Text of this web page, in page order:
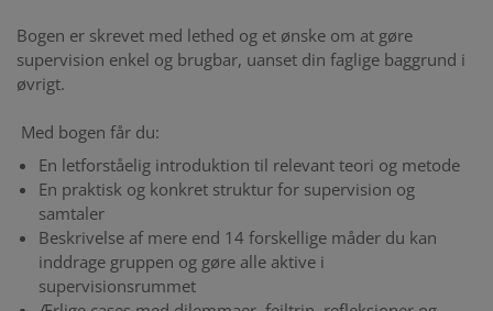
Bogen er skrevet med lethed og et ønske om at gøre
supervision enkel og brugbar, uanset din faglige baggrund i
øvrigt.
Med bogen får du:
En letforståelig introduktion til relevant teori og metode
En praktisk og konkret struktur for supervision og
samtaler
Beskrivelse af mere end 14 forskellige måder du kan
inddrage gruppen og gøre alle aktive i
supervisionsrummet